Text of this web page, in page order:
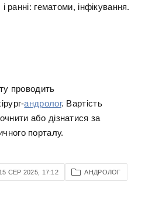
ранні: гематоми, інфікування.
проводить
андролог. Вартість
або дізнатися за
порталу.
15 СЕР 2025, 17:12 АНДРОЛОГ